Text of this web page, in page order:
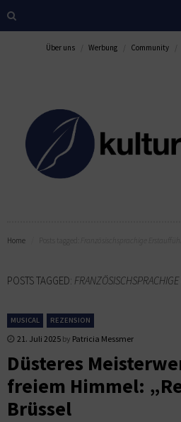
Über uns Werbung Community
Home
POSTS TAGGED:
MUSICAL REZENSION
21. Juli 2025 by Patricia Messmer
Düsteres
freiem Himmel:
Brüssel